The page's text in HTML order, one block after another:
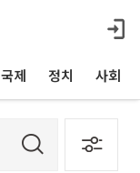
국제 정치 사회